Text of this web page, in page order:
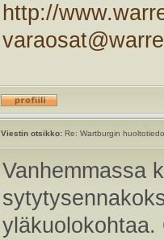
http://
Viestin otsikko:Re: Wartburgin
Vanhemmassa